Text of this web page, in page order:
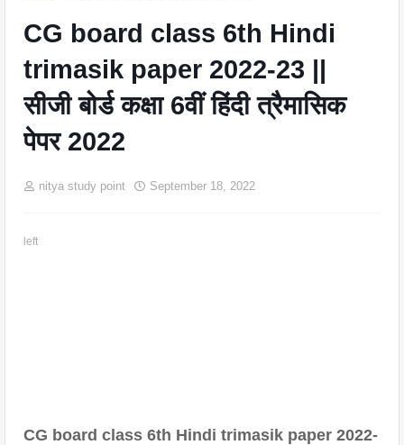
CG board class 6th Hindi
trimasik paper 2022-23 ||
सीजी बोर्ड कक्षा 6वीं हिंदी त्रैमासिक
पेपर 2022
nitya study point September 18, 2022
left
CG board class 6th Hindi trimasik paper 2022-